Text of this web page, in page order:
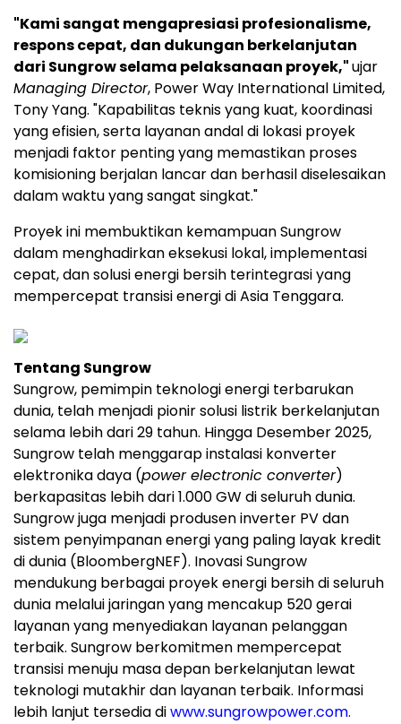
"Kami sangat mengapresiasi profesionalisme,
respons cepat, dan dukungan berkelanjutan
dari Sungrow selama pelaksanaan proyek,"ujar
Managing Director, Power Way International Limited,
Tony Yang. "Kapabilitas teknis yang kuat, koordinasi
yang efisien, serta layanan andal di lokasi proyek
menjadi faktor penting yang memastikan proses
komisioning berjalan lancar dan berhasil diselesaikan
dalam waktu yang sangat singkat."
Proyek ini membuktikan kemampuan Sungrow
dalam menghadirkan eksekusi lokal, implementasi
cepat, dan solusi energi bersih terintegrasi yang
mempercepat transisi energi di Asia Tenggara.
Tentang Sungrow
Sungrow, pemimpin teknologi energi terbarukan
dunia, telah menjadi pionir solusi listrik berkelanjutan
selama lebih dari 29 tahun. Hingga Desember 2025,
Sungrow telah menggarap instalasi konverter
elektronika daya (power electronic converter)
berkapasitas lebih dari 1.000 GW di seluruh dunia.
Sungrow juga menjadi produsen inverter PV dan
sistem penyimpanan energi yang paling layak kredit
di dunia (BloombergNEF). Inovasi Sungrow
mendukung berbagai proyek energi bersih di seluruh
dunia melalui jaringan yang mencakup 520 gerai
layanan yang menyediakan layanan pelanggan
terbaik. Sungrow berkomitmen mempercepat
transisi menuju masa depan berkelanjutan lewat
teknologi mutakhir dan layanan terbaik. Informasi
lebih lanjut tersedia diwww.sungrowpower.com.